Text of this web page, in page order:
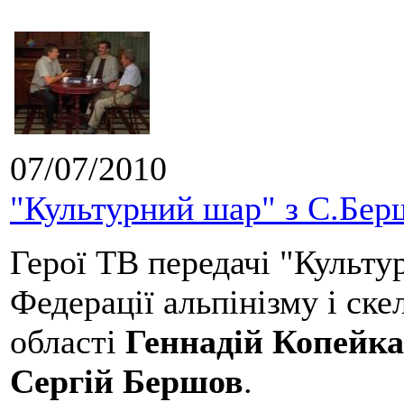
07/07/2010
"Культурний шар" з
Герої ТВ передачі "
Федерації альпінізму і
області Геннадій Копейка
Сергій Бершов.